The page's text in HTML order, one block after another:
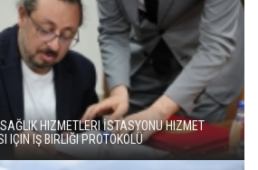
HIZMETLERI İSTASYONU HIZMET
IÇIN IŞ BIRLIĞI PROTOKOLÜ